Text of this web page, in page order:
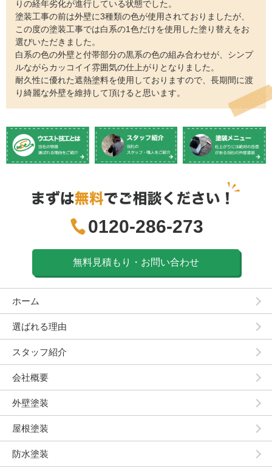
りの経年劣化が進行している状態でした。
塗装工事の前は外壁に3種類の色が使用されておりましたが、
この度の塗装工事では白系の1色だけを使用した塗り替えをお
選びいただきました。
白系の色の外壁と付帯部分の黒系の色の組み合わせが、シンプ
ルながらカッコイイ雰囲気の仕上がりとなりました。
耐久性に優れた遮熱塗料を使用しておりますので、長期間に渡
り綺麗な外壁を維持して頂けると思います。
0120-286-273
無料見積もり・お問い合わせ
ホーム
選ばれる理由
スタッフ紹介
会社概要
外壁塗装
屋根塗装
防水塗装